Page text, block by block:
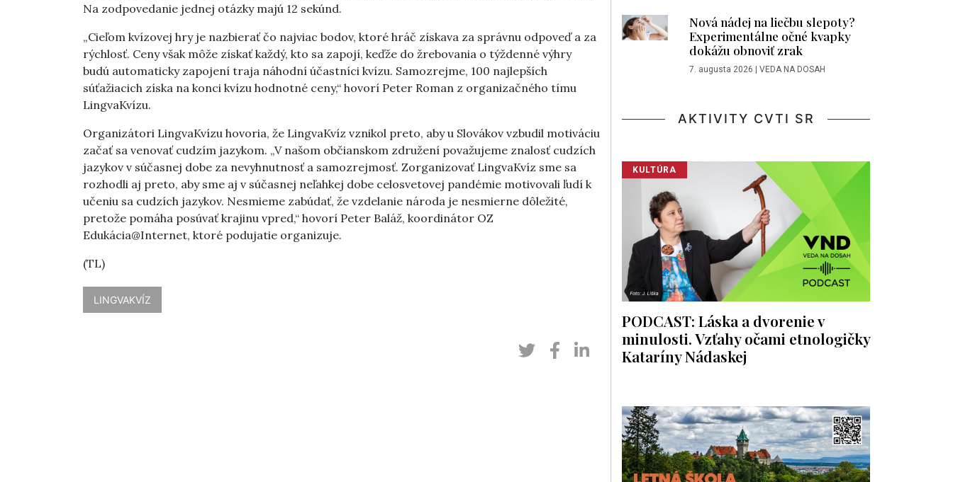
Na zodpovedanie jednej otázky majú 12 sekúnd.
„Cieľom kvízovej hry je nazbierať čo najviac bodov, ktoré hráč získava za správnu odpoveď a za
rýchlosť. Ceny však môže získať každý, kto sa zapojí, keďže do žrebovania o týždenné výhry
budú automaticky zapojení traja náhodní účastníci kvízu. Samozrejme, 100 najlepších
súťažiacich získa na konci kvízu hodnotné ceny,“ hovorí Peter Roman z organizačného tímu
LingvaKvízu.
Organizátori LingvaKvízu hovoria, že LingvaKvíz vznikol preto, aby u Slovákov vzbudil motiváciu
začať sa venovať cudzím jazykom. „V našom občianskom združení považujeme znalosť cudzích
jazykov v súčasnej dobe za nevyhnutnosť a samozrejmosť. Zorganizovať LingvaKvíz sme sa
rozhodli aj preto, aby sme aj v súčasnej neľahkej dobe celosvetovej pandémie motivovali ľudí k
učeniu sa cudzích jazykov. Nesmieme zabúdať, že vzdelanie národa je nesmierne dôležité,
pretože pomáha posúvať krajinu vpred,“ hovorí Peter Baláž, koordinátor OZ
Edukácia@Internet, ktoré podujatie organizuje.
(TL)
LINGVAKVÍZ
Nová nádej na liečbu slepoty?
Experimentálne očné kvapky
dokážu obnoviť zrak
7. augusta 2026 | VEDA NA DOSAH
AKTIVITY CVTI SR
KULTÚRA
PODCAST: Láska a dvorenie v
minulosti. Vzťahy očami etnologičky
Kataríny Nádaskej